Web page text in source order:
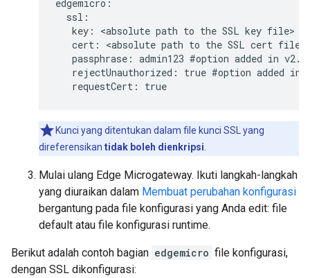
edgemicro:
  ssl:
   key: <absolute path to the SSL key file>
   cert: <absolute path to the SSL cert file>
passphrase: admin123 #option added in
rejectUnauthorized: true #option added in
   requestCert: true
Kunci yang ditentukan dalam file kunci SSL yang
direferensikan tidak boleh dienkripsi
Mulai ulang Edge Microgateway. Ikuti langkah-langkah
yang diuraikan dalam Membuat perubahan konfigurasi
bergantung pada file konfigurasi yang Anda edit: file
default atau file konfigurasi runtime.
Berikut adalah contoh bagian edgemicro file konfigurasi,
dengan SSL dikonfigurasi: